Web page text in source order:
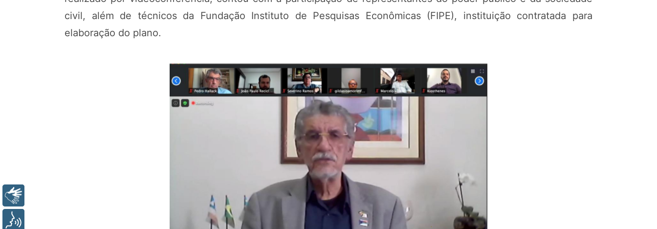
civil, além de técnicos da Fundação Instituto de Pesquisas Econômicas (FIPE), instituição contratada para
elaboração do plano.